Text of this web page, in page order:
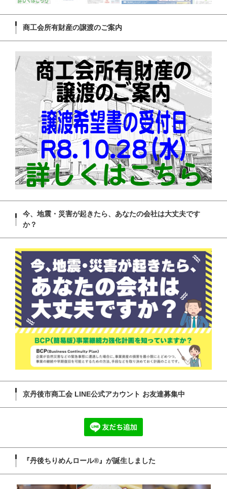
商工会所有財産の譲渡のご案内
今、地震・災害が起きたら、あなたの会社は大丈夫です
か？
京丹後市商工会 LINE公式アカウント お友達募集中
『丹後ちりめんロール®』が誕生しました